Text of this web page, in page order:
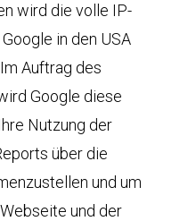
wird die volle IP-
in den USA
Auftrag des
Google diese
Nutzung der
über die
und um
und der